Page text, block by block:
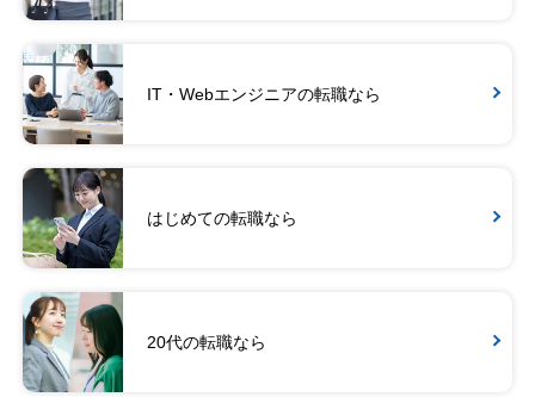
IT・Webエンジニアの転職なら
はじめての転職なら
20代の転職なら